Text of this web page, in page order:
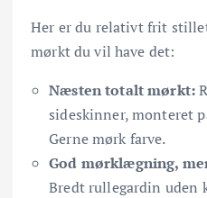
Her er du relativt frit
mørkt du vil have det:
Næsten totalt mørkt:
sideskinner, monteret
Gerne mørk farve.
God mørklægning,
Bredt rullegardin uden